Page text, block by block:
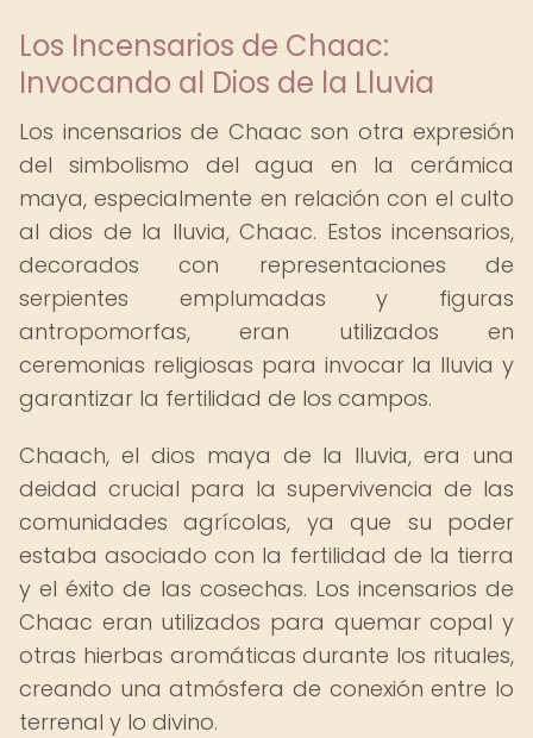
Los Incensarios de Chaac:
Invocando al Dios de la Lluvia
Los incensarios de Chaac son otra expresión
del simbolismo del agua en la cerámica
maya, especialmente en relación con el culto
al dios de la lluvia, Chaac. Estos incensarios,
decorados con representaciones de
serpientes emplumadas y figuras
antropomorfas, eran utilizados en
ceremonias religiosas para invocar la lluvia y
garantizar la fertilidad de los campos.
Chaach, el dios maya de la lluvia, era una
deidad crucial para la supervivencia de las
comunidades agrícolas, ya que su poder
estaba asociado con la fertilidad de la tierra
y el éxito de las cosechas. Los incensarios de
Chaac eran utilizados para quemar copal y
otras hierbas aromáticas durante los rituales,
creando una atmósfera de conexión entre lo
terrenal y lo divino.